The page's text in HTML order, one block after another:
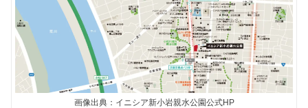
画像出典：イニシア新小岩親水公園公式HP